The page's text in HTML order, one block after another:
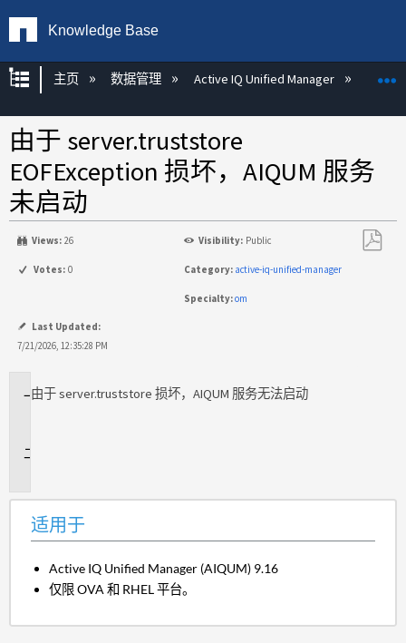
Knowledge Base
扩展/隐缩全局层次
主页 数据管理 Active IQ Unified Manager
由于 server.truststore
EOFException 损坏，AIQUM 服务
未启动
Views: 26 Visibility: Public
Votes: 0 Category: active-iq-unified-manager
Specialty:om
Last Updated:
7/21/2026, 12:35:28 PM
适
由于 server.truststore 损坏，AIQUM 服务无法启动
适用于
Active IQ Unified Manager (AIQUM) 9.16
仅限 OVA 和 RHEL 平台。